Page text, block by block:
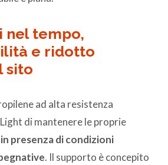
nel tempo,
e ridotto
sito
ad alta resistenza
di mantenere le proprie
in presenza di condizioni
. Il supporto è concepito